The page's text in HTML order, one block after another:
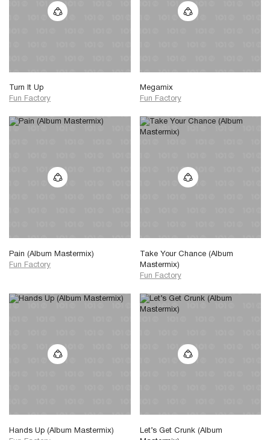
Turn It Up
Fun Factory
Megamix
Fun Factory
Pain (Album Mastermix)
Fun Factory
Take Your Chance (Album
Mastermix)
Fun Factory
Hands Up (Album Mastermix)
Let’s Get Crunk (Album